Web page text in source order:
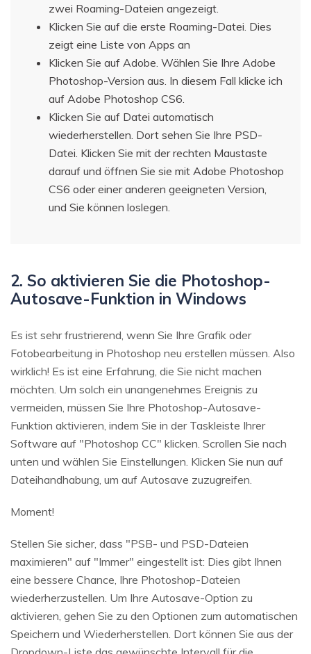
zwei Roaming-Dateien angezeigt.
Klicken Sie auf die erste Roaming-Datei. Dies
zeigt eine Liste von Apps an
Klicken Sie auf Adobe. Wählen Sie Ihre Adobe
Photoshop-Version aus. In diesem Fall klicke ich
auf Adobe Photoshop CS6.
Klicken Sie auf Datei automatisch
wiederherstellen. Dort sehen Sie Ihre PSD-
Datei. Klicken Sie mit der rechten Maustaste
darauf und öffnen Sie sie mit Adobe Photoshop
CS6 oder einer anderen geeigneten Version,
und Sie können loslegen.
2. So aktivieren Sie die Photoshop-
Autosave-Funktion in Windows
Es ist sehr frustrierend, wenn Sie Ihre Grafik oder
Fotobearbeitung in Photoshop neu erstellen müssen. Also
wirklich! Es ist eine Erfahrung, die Sie nicht machen
möchten. Um solch ein unangenehmes Ereignis zu
vermeiden, müssen Sie Ihre Photoshop-Autosave-
Funktion aktivieren, indem Sie in der Taskleiste Ihrer
Software auf "Photoshop CC" klicken. Scrollen Sie nach
unten und wählen Sie Einstellungen. Klicken Sie nun auf
Dateihandhabung, um auf Autosave zuzugreifen.
Moment!
Stellen Sie sicher, dass "PSB- und PSD-Dateien
maximieren" auf "Immer" eingestellt ist: Dies gibt Ihnen
eine bessere Chance, Ihre Photoshop-Dateien
wiederherzustellen. Um Ihre Autosave-Option zu
aktivieren, gehen Sie zu den Optionen zum automatischen
Speichern und Wiederherstellen. Dort können Sie aus der